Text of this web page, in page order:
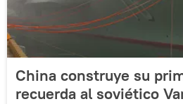
China construye su
recuerda al soviético